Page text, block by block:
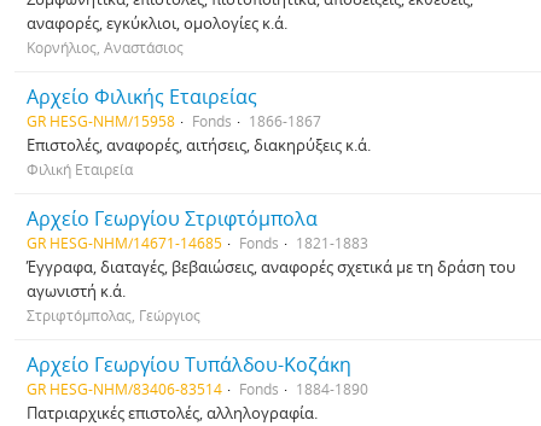
αναφορές, εγκύκλιοι, ομολογίες κ.ά.
Κορνήλιος, Αναστάσιος
Αρχείο Φιλικής Εταιρείας
GR HESG-NHM/15958 Fonds 1866-1867
Επιστολές, αναφορές, αιτήσεις, διακηρύξεις κ.ά.
Φιλική Εταιρεία
Αρχείο Γεωργίου Στριφτόμπολα
GR HESG-NHM/14671-14685 Fonds 1821-1883
Έγγραφα, διαταγές, βεβαιώσεις, αναφορές σχετικά με τη δράση του
αγωνιστή κ.ά.
Στριφτόμπολας, Γεώργιος
Αρχείο Γεωργίου Τυπάλδου-Κοζάκη
GR HESG-NHM/83406-83514 Fonds 1884-1890
Πατριαρχικές επιστολές, αλληλογραφία.